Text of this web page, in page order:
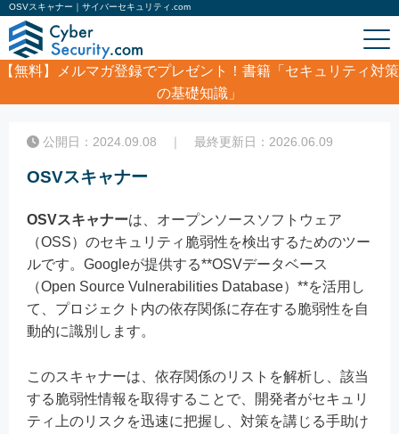
OSVスキャナー｜サイバーセキュリティ.com
【無料】
メルマガ登録でプレゼント！書籍「セキュリティ対策
の基礎知識」
OSVスキャナー
公開日：2024.09.08 ｜ 最終更新日：2026.06.09
OSVスキャナー
OSVスキャナーは、オープンソースソフトウェア
（OSS）のセキュリティ脆弱性を検出するためのツー
ルです。Googleが提供する**OSVデータベース
（Open Source Vulnerabilities Database）**を活用し
て、プロジェクト内の依存関係に存在する脆弱性を自
動的に識別します。
このスキャナーは、依存関係のリストを解析し、該当
する脆弱性情報を取得することで、開発者がセキュリ
ティ上のリスクを迅速に把握し、対策を講じる手助け